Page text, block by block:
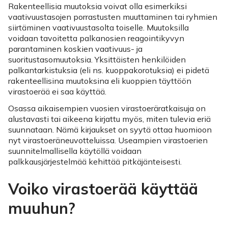
Rakenteellisia muutoksia voivat olla esimerkiksi
vaativuustasojen porrastusten muuttaminen tai ryhmien
siirtäminen vaativuustasolta toiselle. Muutoksilla
voidaan tavoitetta palkanosien reagointikyvyn
parantaminen koskien vaativuus- ja
suoritustasomuutoksia. Yksittäisten henkilöiden
palkantarkistuksia (eli ns. kuoppakorotuksia) ei pidetä
rakenteellisina muutoksina eli kuoppien täyttöön
virastoerää ei saa käyttää.
Osassa aikaisempien vuosien virastoeräratkaisuja on
alustavasti tai aikeena kirjattu myös, miten tulevia eriä
suunnataan. Nämä kirjaukset on syytä ottaa huomioon
nyt virastoeräneuvotteluissa. Useampien virastoerien
suunnitelmallisella käytöllä voidaan
palkkausjärjestelmää kehittää pitkäjänteisesti.
Voiko virastoerää käyttää
muuhun?